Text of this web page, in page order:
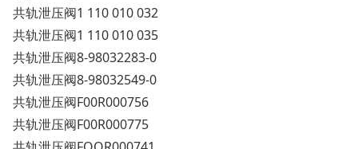
共轨泄压阀1 110 010 032
共轨泄压阀1 110 010 035
共轨泄压阀8-98032283-0
共轨泄压阀8-98032549-0
共轨泄压阀F00R000756
共轨泄压阀F00R000775